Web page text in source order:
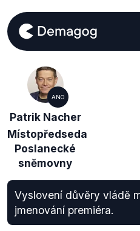
ANO
Patrik Nacher
Místopředseda
Poslanecké
sněmovny
Vyslovení důvěry vládě
jmenování premiéra.